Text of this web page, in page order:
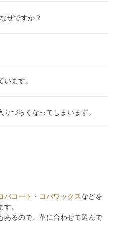
ぜですか？
ます。
づらくなってしまいます。
バコート ・ コバワックスなどを
。
あるので、革に合わせて選んで